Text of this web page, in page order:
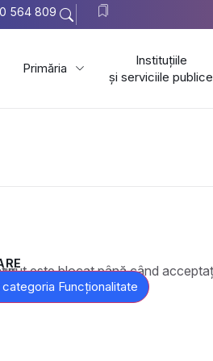
564 809
Primăria
Instituțiile
și serviciile publice
de cookie-uri.
Funcționalitate